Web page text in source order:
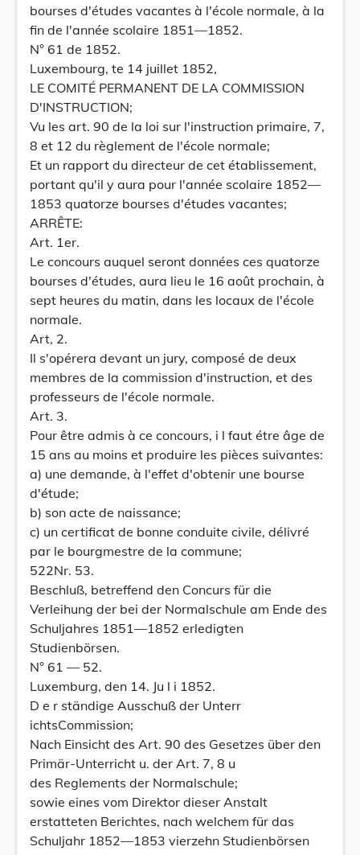
bourses d'études vacantes à l'école normale, à la
fin de l'année scolaire 1851—1852.
N° 61 de 1852.
Luxembourg, te 14 juillet 1852,
LE COMITÉ PERMANENT DE LA COMMISSION
D'INSTRUCTION;
Vu les art. 90 de la loi sur l'instruction primaire, 7,
8 et 12 du règlement de l'école normale;
Et un rapport du directeur de cet établissement,
portant qu'il y aura pour l'année scolaire 1852—
1853 quatorze bourses d'études vacantes;
ARRÊTE:
Art. 1er.
Le concours auquel seront données ces quatorze
bourses d'études, aura lieu le 16 août prochain, à
sept heures du matin, dans les locaux de l'école
normale.
Art, 2.
Il s'opérera devant un jury, composé de deux
membres de la commission d'instruction, et des
professeurs de l'école normale.
Art. 3.
Pour être admis à ce concours, i l faut étre âge de
15 ans au moins et produire les pièces suivantes:
a) une demande, à l'effet d'obtenir une bourse
d'étude;
b) son acte de naissance;
c) un certificat de bonne conduite civile, délivré
par le bourgmestre de la commune;
522Nr. 53.
Beschluß, betreffend den Concurs für die
Verleihung der bei der Normalschule am Ende des
Schuljahres 1851—1852 erledigten
Studienbörsen.
N° 61 — 52.
Luxemburg, den 14. Ju l i 1852.
D e r ständige Ausschuß der Unterr
ichtsCommission;
Nach Einsicht des Art. 90 des Gesetzes über den
Primär-Unterricht u. der Art. 7, 8 u
des Reglements der Normalschule;
sowie eines vom Direktor dieser Anstalt
erstatteten Berichtes, nach welchem für das
Schuljahr 1852—1853 vierzehn Studienbörsen